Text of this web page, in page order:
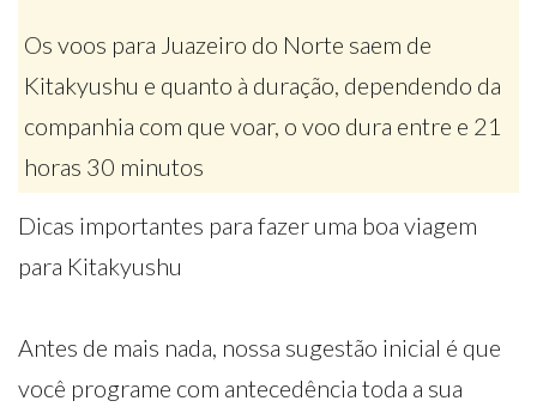
Os voos para Juazeiro do Norte saem de
Kitakyushu e quanto à duração, dependendo da
companhia com que voar, o voo dura entre e 21
horas 30 minutos
Dicas importantes para fazer uma boa viagem
para Kitakyushu
Antes de mais nada, nossa sugestão inicial é que
você programe com antecedência toda a sua